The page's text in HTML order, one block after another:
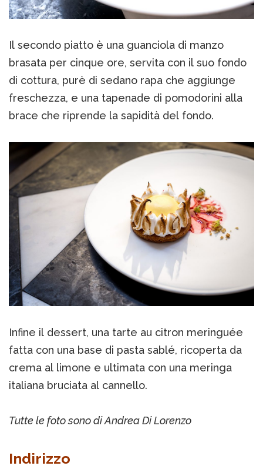
Il secondo piatto è una guanciola di manzo
brasata per cinque ore, servita con il suo fondo
di cottura, purè di sedano rapa che aggiunge
freschezza, e una tapenade di pomodorini alla
brace che riprende la sapidità del fondo.
Infine il dessert, una tarte au citron meringuée
fatta con una base di pasta sablé, ricoperta da
crema al limone e ultimata con una meringa
italiana bruciata al cannello.
Tutte le foto sono di Andrea Di Lorenzo
Indirizzo